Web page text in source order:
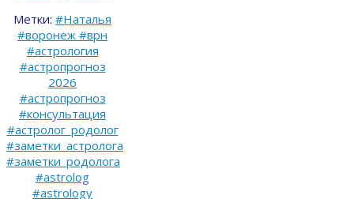
Метки: #Наталья
#воронеж #врн
#астрология
#астропрогноз
2026
#астропрогноз
#консультация
#астролог_родолог
#заметки_астролога
#заметки_родолога
#astrolog
#astrology